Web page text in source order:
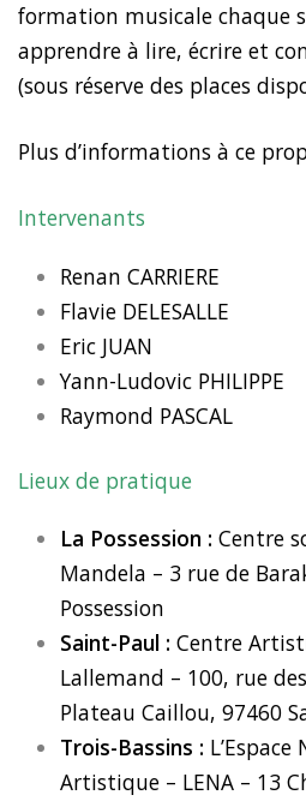
formation musicale chaque
apprendre à lire, écrire et
(sous réserve des places
Plus d’informations à ce
Intervenants
Renan CARRIERE
Flavie DELESALLE
Eric JUAN
Yann-Ludovic PHILIPPE
Raymond PASCAL
Lieux de pratique
La Possession : Centre
Mandela – 3 rue de
Possession
Saint-Paul : Centre
Lallemand – 100, rue
Plateau Caillou, 97460
Trois-Bassins :
Artistique – LENA – 13